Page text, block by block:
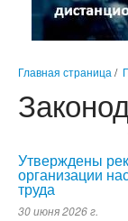
Главная страница /
Утверждены
организации
труда
30 июня 2026 г.